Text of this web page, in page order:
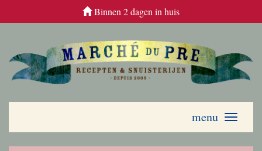
Binnen 2 dagen in huis
Toggle
menu